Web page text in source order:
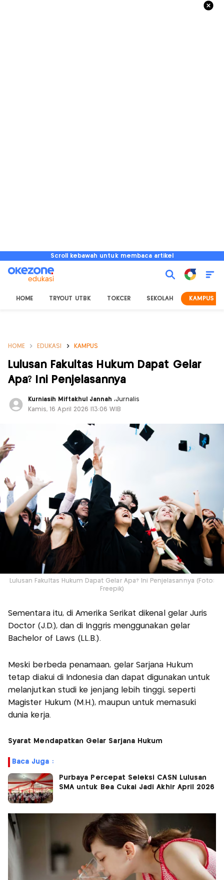
Scroll kebawah untuk membaca artikel
HOME TRYOUT UTBK TOKCER SEKOLAH KAMPUS
HOME EDUKASI KAMPUS
Lulusan Fakultas Hukum Dapat Gelar
Apa? Ini Penjelasannya
Kurniasih Miftakhul Jannah,Jurnalis
Kamis, 16 April 2026 |13:06 WIB
Lulusan Fakultas Hukum Dapat Gelar Apa? Ini Penjelasannya (Foto:
Freepik)
Sementara itu, di Amerika Serikat dikenal gelar Juris
Doctor (J.D.), dan di Inggris menggunakan gelar
Bachelor of Laws (LL.B.).
Meski berbeda penamaan, gelar Sarjana Hukum
tetap diakui di Indonesia dan dapat digunakan untuk
melanjutkan studi ke jenjang lebih tinggi, seperti
Magister Hukum (M.H.), maupun untuk memasuki
dunia kerja.
Syarat Mendapatkan Gelar Sarjana Hukum
Baca Juga :
Purbaya Percepat Seleksi CASN Lulusan
SMA untuk Bea Cukai Jadi Akhir April 2026